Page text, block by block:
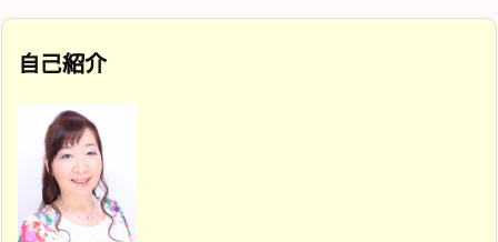
自己紹介